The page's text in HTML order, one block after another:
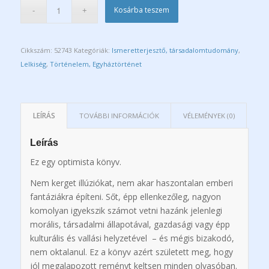
Kosárba teszem
Cikkszám: 52743 Kategóriák: Ismeretterjesztő, társadalomtudomány,
Lelkiség, Történelem, Egyháztörténet
LEÍRÁS TOVÁBBI INFORMÁCIÓK VÉLEMÉNYEK (0)
Leírás
Ez egy optimista könyv.
Nem kerget illúziókat, nem akar haszontalan emberi
fantáziákra építeni. Sőt, épp ellenkezőleg, nagyon
komolyan igyekszik számot vetni hazánk jelenlegi
morális, társadalmi állapotával, gazdasági vagy épp
kulturális és vallási helyzetével – és mégis bizakodó,
nem oktalanul. Ez a könyv azért született meg, hogy
jól megalapozott reményt keltsen minden olvasóban.